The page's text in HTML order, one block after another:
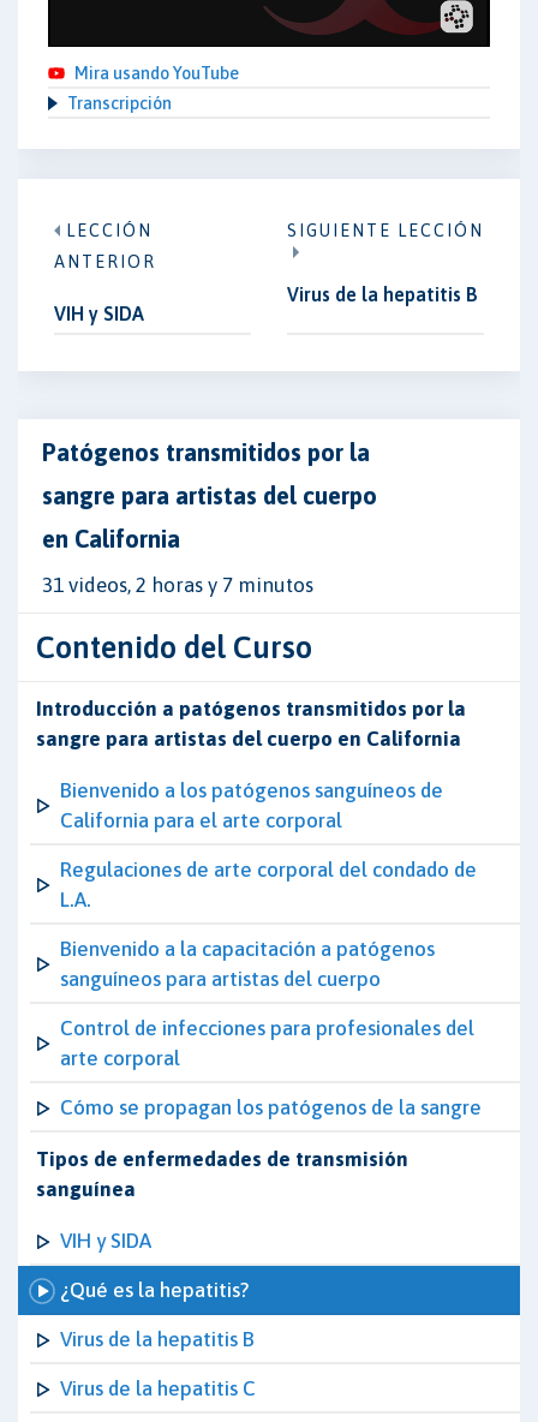
Video
Mira usando YouTube
Transcripción
LECCIÓN
ANTERIOR
VIH y SIDA
SIGUIENTE LECCIÓN
Virus de la hepatitis B
Patógenos transmitidos por la
sangre para artistas del cuerpo
en California
31 videos, 2 horas y 7 minutos
Contenido del Curso
Introducción a patógenos transmitidos por la
sangre para artistas del cuerpo en California
Bienvenido a los patógenos sanguíneos de
California para el arte corporal
Regulaciones de arte corporal del condado de
L.A.
Bienvenido a la capacitación a patógenos
sanguíneos para artistas del cuerpo
Control de infecciones para profesionales del
arte corporal
Cómo se propagan los patógenos de la sangre
Tipos de enfermedades de transmisión
sanguínea
VIH y SIDA
¿Qué es la hepatitis?
Virus de la hepatitis B
Virus de la hepatitis C